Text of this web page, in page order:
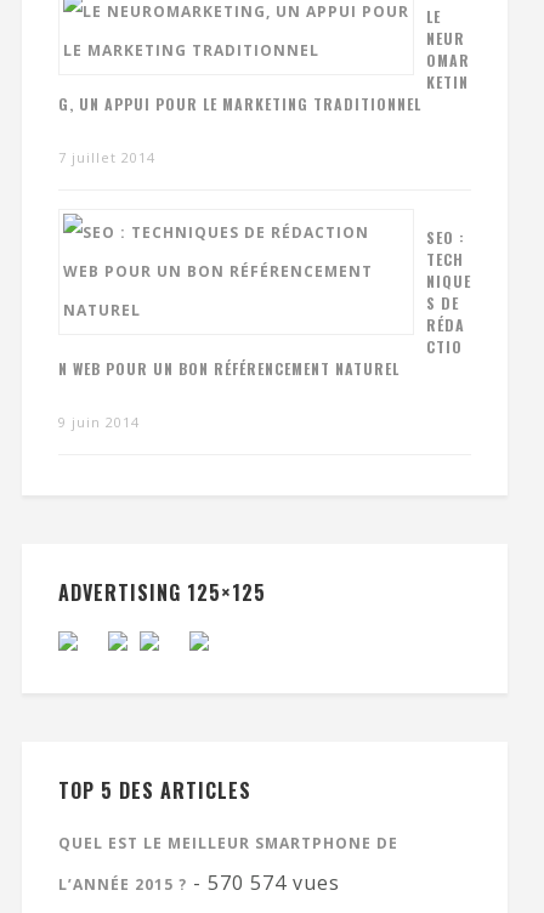
LE
NEUR
OMAR
KETIN
G, UN APPUI POUR LE MARKETING TRADITIONNEL
7 juillet 2014
SEO :
TECH
NIQUE
S DE
RÉDA
CTIO
N WEB POUR UN BON RÉFÉRENCEMENT NATUREL
9 juin 2014
ADVERTISING 125×125
TOP 5 DES ARTICLES
QUEL EST LE MEILLEUR SMARTPHONE DE
L’ANNÉE 2015 ? - 570 574 vues